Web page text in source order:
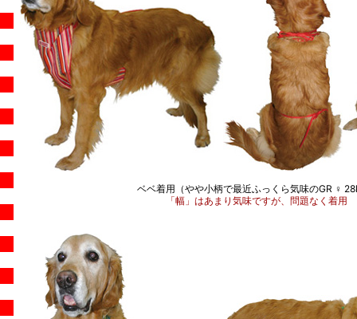
ベベ着用（やや小柄で最近ふっくら気味のGR ♀
「幅」はあまり気味ですが、問題なく着用